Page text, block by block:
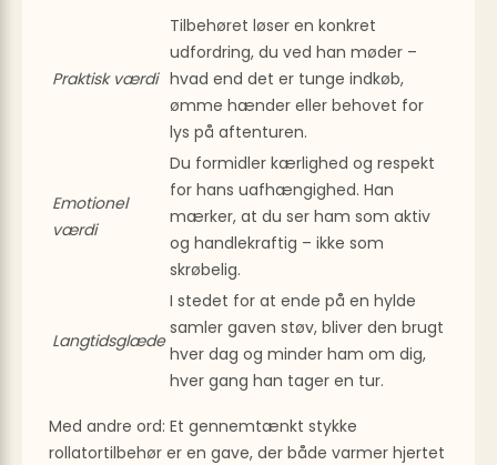
Praktisk værdi
Tilbehøret løser en konkret
udfordring, du ved han møder –
hvad end det er tunge indkøb,
ømme hænder eller behovet for
lys på aftenturen.
Emotionel
værdi
Du formidler kærlighed og respekt
for hans uafhængighed. Han
mærker, at du ser ham som aktiv
og handlekraftig – ikke som
skrøbelig.
Langtidsglæde
I stedet for at ende på en hylde
samler gaven støv, bliver den brugt
hver dag og minder ham om dig,
hver gang han tager en tur.
Med andre ord: Et gennemtænkt stykke
rollatortilbehør er en gave, der både varmer hjertet